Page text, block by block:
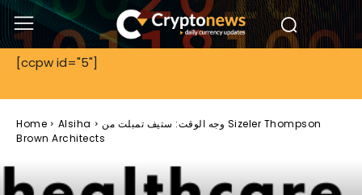
[ccpw id="5"]
Home Alsiha
وجه الوقت: ستيف تمبلت من Sizeler Thompson
Brown Architects